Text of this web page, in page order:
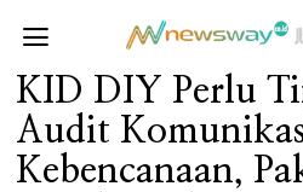
KID DIY Perlu
Audit
Kebencanaan,